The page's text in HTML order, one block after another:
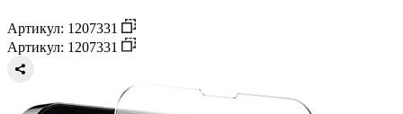
Артикул: 1207331
Артикул: 1207331